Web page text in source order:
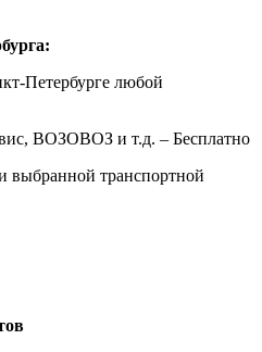
Петербурге любой
ВОЗОВОЗ и т.д. – Бесплатно
выбранной транспортной